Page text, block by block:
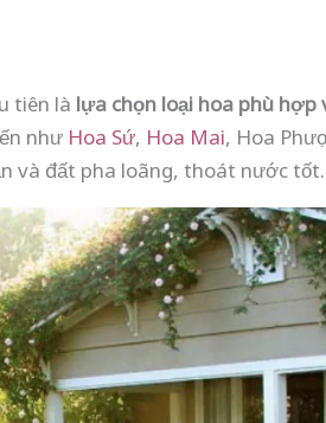
tiên là lựa chọn loại hoa phù hợp
như Hoa Sứ, Hoa Mai, Hoa
và đất pha loãng, thoát nước tốt.